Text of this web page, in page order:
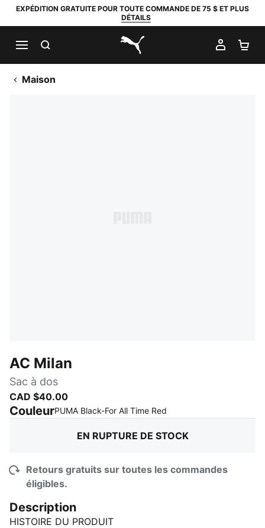
EXPÉDITION GRATUITE POUR TOUTE COMMANDE DE 75 $ ET PLUS
DÉTAILS
PUMA.com
MON
Maison
AC Milan
Sac à dos
CAD $40.00
CouleurPUMA Black-For All Time Red
EN RUPTURE DE STOCK
Retours gratuits sur toutes les commandes
éligibles.
Description
HISTOIRE DU PRODUIT